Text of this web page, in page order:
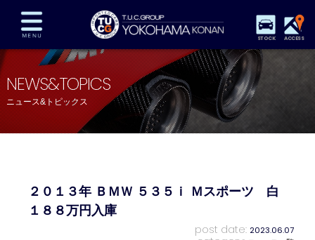
STOCK ACCESS
在庫車両情報 保証&サービス パーツリスト
TUCとは？ 店舗情報 アクセスマップ
全国納車 特別作業 注文販売
プライバシーポリシー
NEWS&TOPICS
ニュース&トピックス
２０１３年 ＢＭＷ ５３５ｉ Ｍスポーツ 白
１８８万円入庫
post date: 2023.06.07